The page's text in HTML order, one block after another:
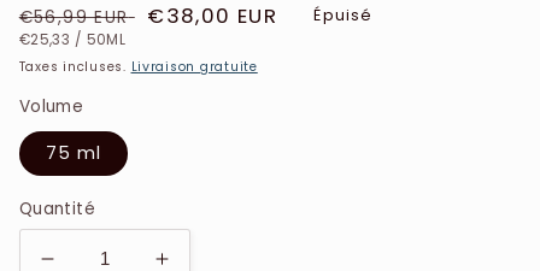
Prix
habituel
€56,99 EUR
Prix
€38,00 EUR
PRIX
€25,33 / PAR
50ML
Épuisé
Taxes incluses. Livraison gratuite
Volume
75 ml
Quantité